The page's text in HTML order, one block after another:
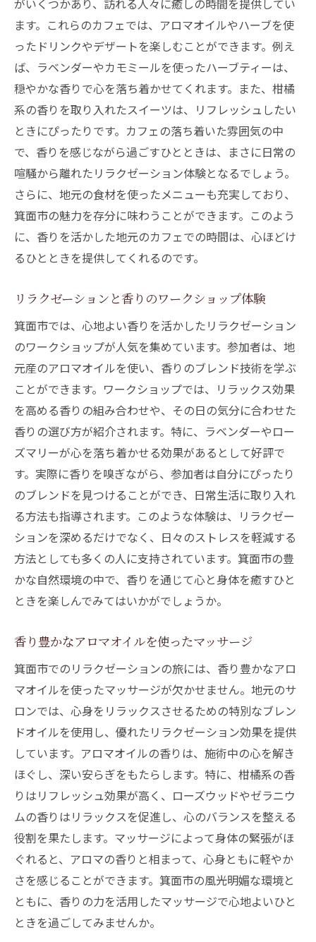
香りと一緒に過ごすリラックスした時間
忙しい日々から解放される箕面市のリラクゼー
ションスポット
人気のリラクゼーションスポットランキン
グ
静寂と香りに包まれる温泉の魅力
リラクゼーションサロンでの特別なケア体
験
地元の人々が愛する癒しスポット紹介
箕面市でのリラックスデイプラン提案
香りと共に過ごす癒しのひととき
とは
香りがもたらす心の平穏とリラクゼーショ
ン
リラクゼーションを深める香りの選び方
香りを活用したリラクゼーションの実践法
箕面市で見つかる自分だけの香り
香りと共に楽しむリラクゼーションアクテ
ィビティ
心と身体を癒す香りのパワー
心の疲れを癒す箕面市のリラクゼーションと香
りの魔法
ストレス解消に役立つ香りのチカラ
香りを通じた心のデトックス法
香りとマインドフルネスの関係
疲れた心を癒す香りの選び方
箕面市で発見！香りが導くリラクゼーションの
魅力
香りがもたらす新たな発見の旅
香りを楽しむための箕面市のおすすめスポ
ット
香りを活かした地元産品の魅力
香りを通じた新しいリラクゼーションの形
箕面市の香りとリラクゼーションの歴史
地元住民が愛する香りスポット
リラクゼーションと香りの相乗効果で心ほどけ
がいくつかあり、訪れる人々に癒しの時間を提供してい
ます。これらのカフェでは、アロマオイルやハーブを使
ったドリンクやデザートを楽しむことができます。例え
ば、ラベンダーやカモミールを使ったハーブティーは、
穏やかな香りで心を落ち着かせてくれます。また、柑橘
系の香りを取り入れたスイーツは、リフレッシュしたい
ときにぴったりです。カフェの落ち着いた雰囲気の中
で、香りを感じながら過ごすひとときは、まさに日常の
喧騒から離れたリラクゼーション体験となるでしょう。
さらに、地元の食材を使ったメニューも充実しており、
箕面市の魅力を存分に味わうことができます。このよう
に、香りを活かした地元のカフェでの時間は、心ほどけ
るひとときを提供してくれるのです。
リラクゼーションと香りのワークショップ体験
箕面市では、心地よい香りを活かしたリラクゼーション
のワークショップが人気を集めています。参加者は、地
元産のアロマオイルを使い、香りのブレンド技術を学ぶ
ことができます。ワークショップでは、リラックス効果
を高める香りの組み合わせや、その日の気分に合わせた
香りの選び方が紹介されます。特に、ラベンダーやロー
ズマリーが心を落ち着かせる効果があるとして好評で
す。実際に香りを嗅ぎながら、参加者は自分にぴったり
のブレンドを見つけることができ、日常生活に取り入れ
る方法も指導されます。このような体験は、リラクゼー
ションを深めるだけでなく、日々のストレスを軽減する
方法としても多くの人に支持されています。箕面市の豊
かな自然環境の中で、香りを通じて心と身体を癒すひと
ときを楽しんでみてはいかがでしょうか。
香り豊かなアロマオイルを使ったマッサージ
箕面市でのリラクゼーションの旅には、香り豊かなアロ
マオイルを使ったマッサージが欠かせません。地元のサ
ロンでは、心身をリラックスさせるための特別なブレン
ドオイルを使用し、優れたリラクゼーション効果を提供
しています。アロマオイルの香りは、施術中の心を解き
ほぐし、深い安らぎをもたらします。特に、柑橘系の香
りはリフレッシュ効果が高く、ローズウッドやゼラニウ
ムの香りはリラックスを促進し、心のバランスを整える
役割を果たします。マッサージによって身体の緊張がほ
ぐれると、アロマの香りと相まって、心身ともに軽やか
さを感じることができます。箕面市の風光明媚な環境と
ともに、香りの力を活用したマッサージで心地よいひと
ときを過ごしてみませんか。